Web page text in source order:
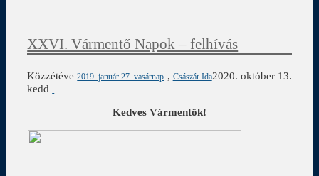
XXVI. Vármentő Napok – felhívás
Közzétéve2019. január 27. vasárnap , Császár Ida2020. október 13.
kedd
Kedves Vármentők!